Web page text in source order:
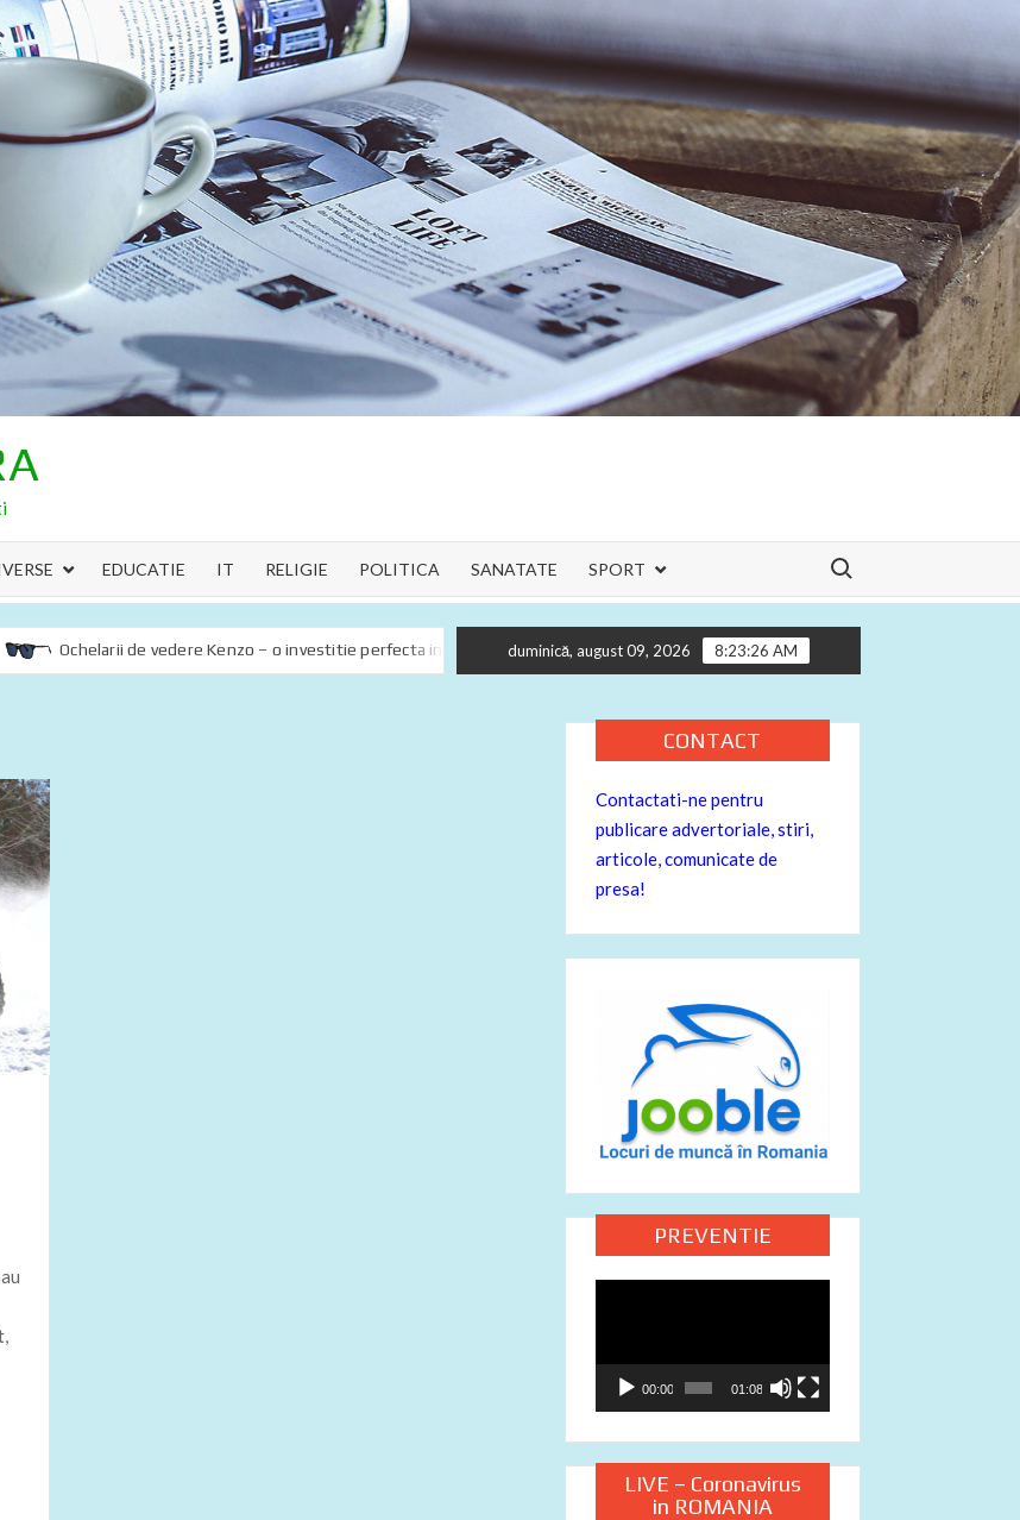
EDUCATIE IT RELIGIE POLITICA SANATATE SPORT
Search for:
Ochelarii de vedere Kenzo – o investitie perfecta in sanatatea ochilor tau Informatii utile pentru motocicleta ta – despre
duminică, august 09, 2026 8:23:27 AM
CONTACT
Contactati-ne pentru
publicare advertoriale, stiri,
articole, comunicate de
presa!
PREVENTIE
00:00 01:08
LIVE – Coronavirus
in ROMANIA